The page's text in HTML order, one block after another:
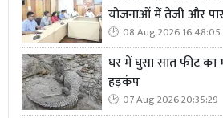
योजनाओं में तेजी और
08 Aug 2026 16:48:05
घर में घुसा सात फीट का
हड़कंप
07 Aug 2026 20:35:29